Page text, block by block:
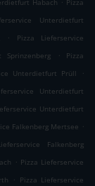
Habach
Pizza
Unterdietfurt
.
Pizza Lieferservice
.
Pizza
Unterdietfurt Prüll
.
Unterdietfurt
Unterdietfurt
Falkenberg Mertsee .
Falkenberg
. Pizza Lieferservice
. Pizza Lieferservice